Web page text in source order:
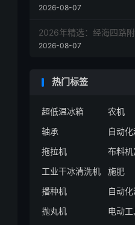
2026-08-07
2026年精选：经海四路
2026-08-07
热门标签
超低温冰箱 农机
轴承
拖拉机
布料
工业干冰清洗机
施肥
播种机
自动
抛丸机